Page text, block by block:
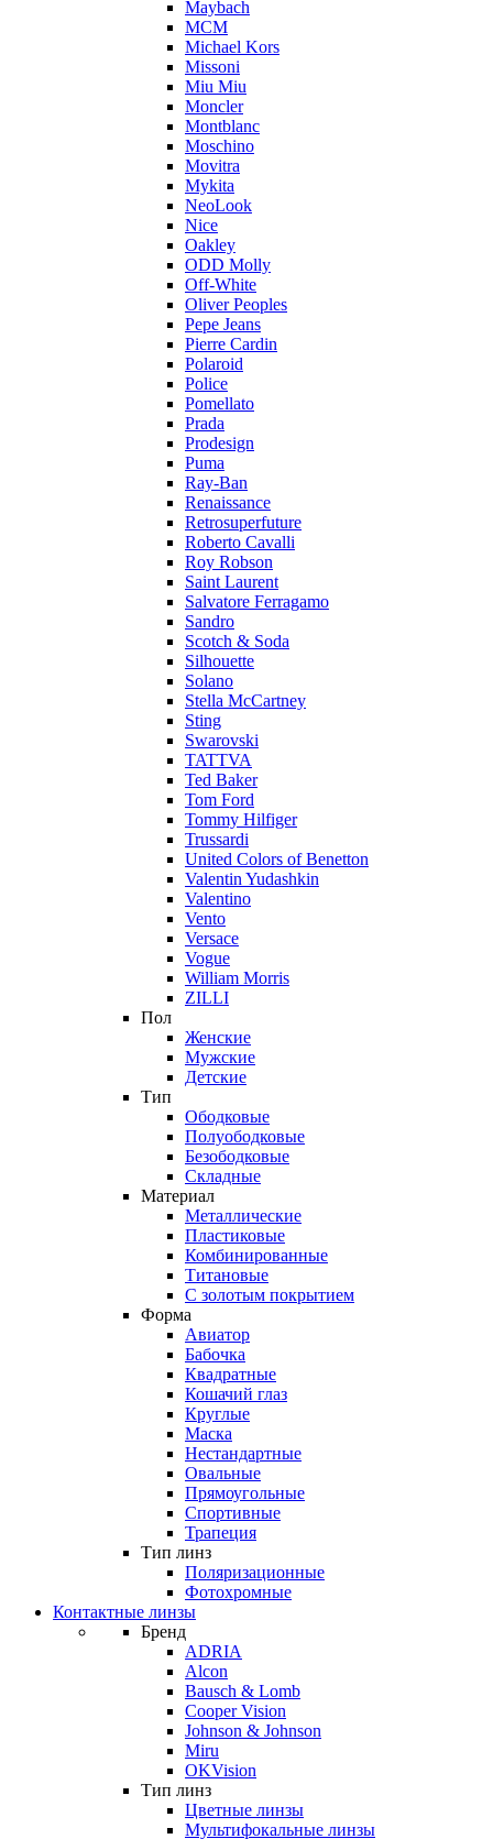
Maybach
MCM
Michael Kors
Missoni
Miu Miu
Moncler
Montblanc
Moschino
Movitra
Mykita
NeoLook
Nice
Oakley
ODD Molly
Off-White
Oliver Peoples
Pepe Jeans
Pierre Cardin
Polaroid
Police
Pomellato
Prada
Prodesign
Puma
Ray-Ban
Renaissance
Retrosuperfuture
Roberto Cavalli
Roy Robson
Saint Laurent
Salvatore Ferragamo
Sandro
Scotch & Soda
Silhouette
Solano
Stella McCartney
Sting
Swarovski
TATTVA
Ted Baker
Tom Ford
Tommy Hilfiger
Trussardi
United Colors of Benetton
Valentin Yudashkin
Valentino
Vento
Versace
Vogue
William Morris
ZILLI
Пол
Женские
Мужские
Детские
Тип
Ободковые
Полуободковые
Безободковые
Складные
Материал
Металлические
Пластиковые
Комбинированные
Титановые
С золотым покрытием
Форма
Авиатор
Бабочка
Квадратные
Кошачий глаз
Круглые
Маска
Нестандартные
Овальные
Прямоугольные
Спортивные
Трапеция
Тип линз
Поляризационные
Фотохромные
Контактные линзы
Бренд
ADRIA
Alcon
Bausch & Lomb
Cooper Vision
Johnson & Johnson
Miru
OKVision
Тип линз
Цветные линзы
Мультифокальные линзы